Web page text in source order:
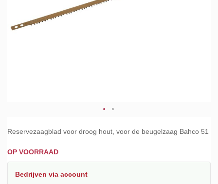
Reservezaagblad voor droog hout, voor de beugelzaag Bahco 51
OP VOORRAAD
Bedrijven via account
naar
begin
van
afbeeldingen-